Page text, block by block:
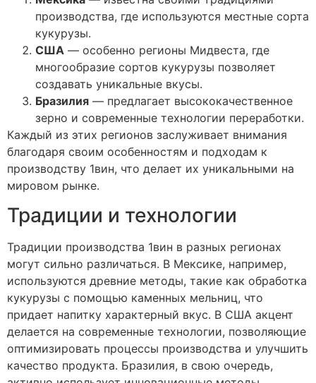
производства, где используются местные сорта
кукурузы.
США — особенно регионы Мидвеста, где
многообразие сортов кукурузы позволяет
создавать уникальные вкусы.
Бразилия — предлагает высококачественное
зерно и современные технологии переработки.
Каждый из этих регионов заслуживает внимания
благодаря своим особенностям и подходам к
производству 1вин, что делает их уникальными на
мировом рынке.
Традиции и технологии
Традиции производства 1вин в разных регионах
могут сильно различаться. В Мексике, например,
используются древние методы, такие как обработка
кукурузы с помощью каменных мельниц, что
придает напитку характерный вкус. В США акцент
делается на современные технологии, позволяющие
оптимизировать процессы производства и улучшить
качество продукта. Бразилия, в свою очередь,